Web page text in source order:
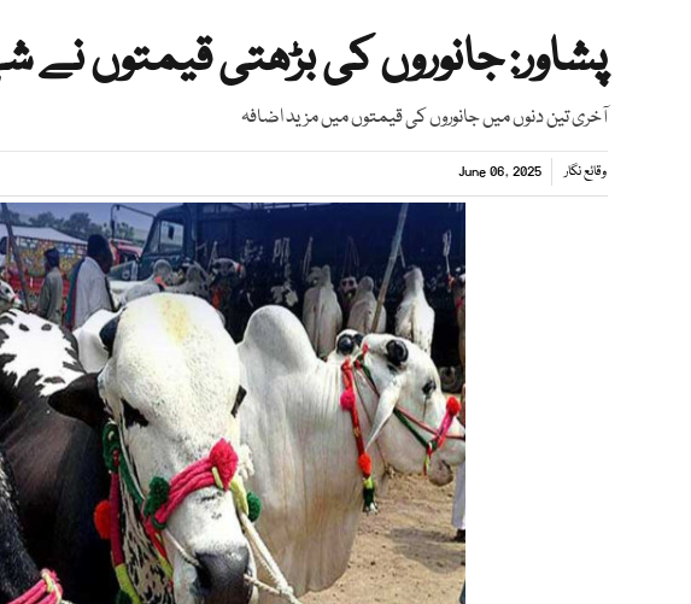
پشاور: جانوروں کی بڑھتی قیمتوں نے
آخری تین دنوں میں جانوروں کی قیمتوں میں مزید اضافہ
وقائع نگار June 06, 2025